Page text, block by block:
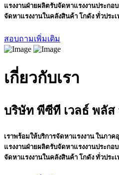
แรงงานฝ่ายผลิตรับจัดหาแรงงานประก
จัดหาแรงงานในคลังสินค้า โกดัง ทั่วประ
สอบถามเพิ่มเติม
เกี่ยวกับเรา
บริษัท พีซีที เวลธ์ พลัส
เราพร้อมให้บริการจัดหาแรงงาน ในภา
แรงงานฝ่ายผลิตรับจัดหาแรงงานประก
จัดหาแรงงานในคลังสินค้า โกดัง ทั่วประ